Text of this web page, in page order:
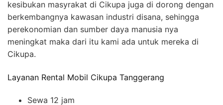
kesibukan masyrakat di Cikupa juga di dorong dengan
berkembangnya kawasan industri disana, sehingga
perekonomian dan sumber daya manusia nya
meningkat maka dari itu kami ada untuk mereka di
Cikupa.
Layanan Rental Mobil Cikupa Tanggerang
Sewa 12 jam